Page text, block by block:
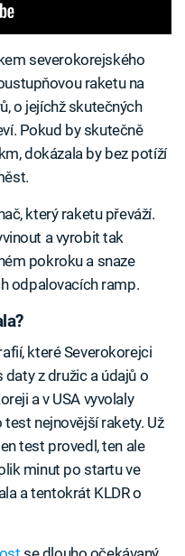
severokorejského
raketu na
o jejíchž skutečných
Pokud by skutečně
dokázala by bez potíží
který raketu převáží.
a vyrobit tak
pokroku a snaze
odpalovacích ramp.
které Severokorejci
z družic a údajů o
a v USA vyvolaly
nejnovější rakety. Už
test provedl, ten ale
minut po startu ve
a tentokrát KLDR o